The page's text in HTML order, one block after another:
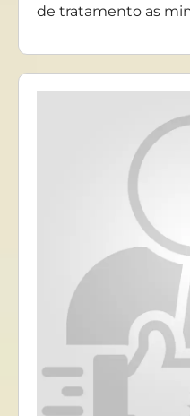
de tratamento as